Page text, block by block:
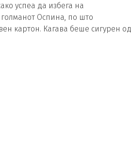
успеа да избега на
Оспина, по што
картон. Кагава беше сигурен од